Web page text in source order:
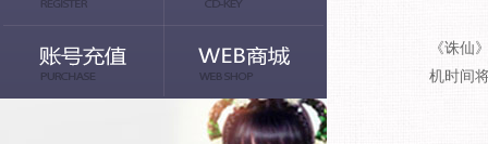
《诛仙
机时间